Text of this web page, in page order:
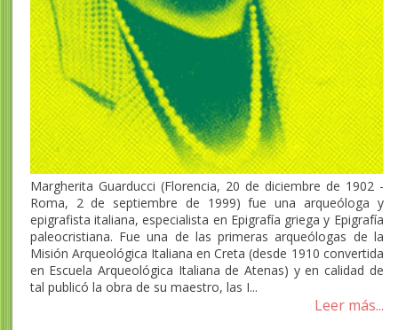
Margherita Guarducci (Florencia, 20 de diciembre de 1902 -
Roma, 2 de septiembre de 1999) fue una arqueóloga y
epigrafista italiana, especialista en Epigrafía griega y Epigrafía
paleocristiana. Fue una de las primeras arqueólogas de la
Misión Arqueológica Italiana en Creta (desde 1910 convertida
en Escuela Arqueológica Italiana de Atenas) y en calidad de
tal publicó la obra de su maestro, las I...
Leer más...